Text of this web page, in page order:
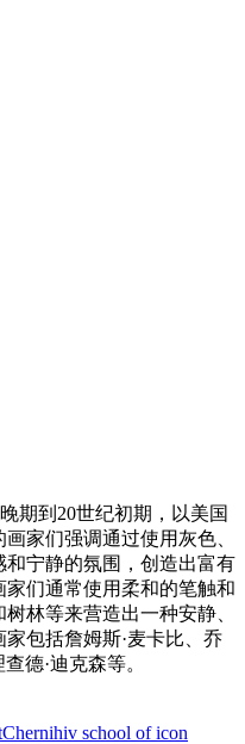
期到20世纪初期，以美国
家们强调通过使用灰色、
宁静的氛围，创造出富有
们通常使用柔和的笔触和
林等来营造出一种安静、
包括詹姆斯·麦卡比、乔
德·迪克森等。
Chernihiv school of icon